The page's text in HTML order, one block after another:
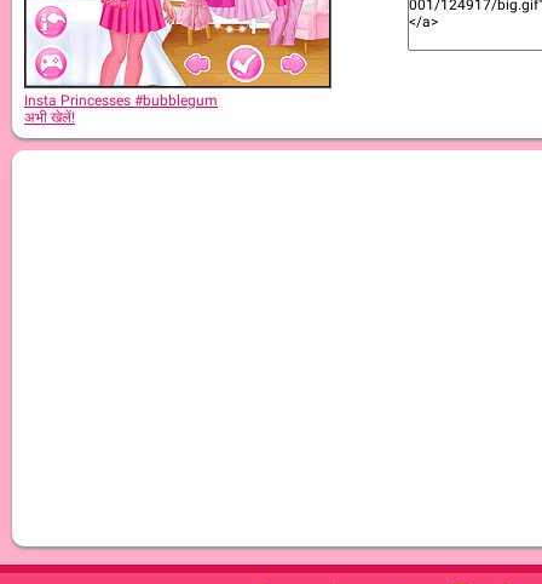
Insta Princesses #bubblegum
अभी खेलें!